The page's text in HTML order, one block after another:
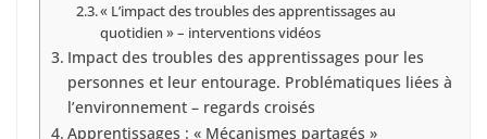
« L’impact des troubles des apprentissages au
quotidien » – interventions vidéos
Impact des troubles des apprentissages pour les
personnes et leur entourage. Problématiques liées à
l’environnement – regards croisés
Apprentissages : « Mécanismes partagés »